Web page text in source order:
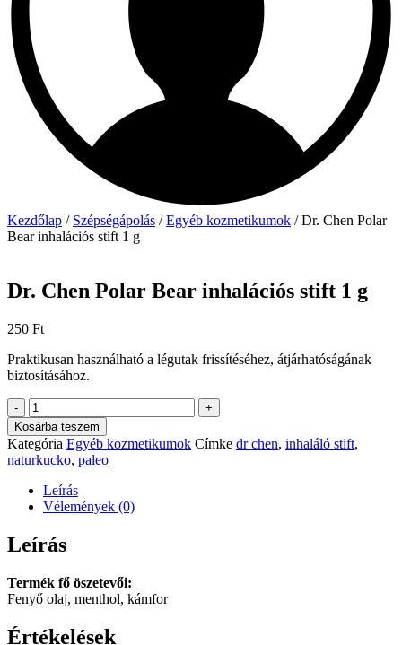
Kezdőlap / Szépségápolás /Egyéb kozmetikumok / Dr. Chen Polar
Bear inhalációs stift 1 g
Dr. Chen Polar Bear inhalációs stift 1 g
250 Ft
Praktikusan használható a légutak frissítéséhez, átjárhatóságának
biztosításához.
-
Dr.
Chen
Polar
Bear
inhalációs
stift
1
mennyiség
+
Kosárba teszem
Kategória Egyéb kozmetikumok Címke dr chen, inhaláló stift,
naturkucko, paleo
Leírás
Vélemények (0)
Leírás
Termék fő öszetevői:
Fenyő olaj, menthol, kámfor
Értékelések